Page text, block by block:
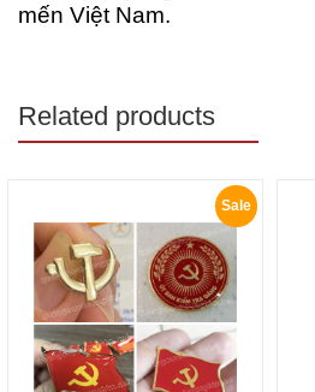
mến Việt Nam.
Related products
Sale